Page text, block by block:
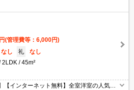
(管理費等：6,000円)
なし 礼
なし
2LDK 45m²
【インターネット無料】全室洋室の人気物